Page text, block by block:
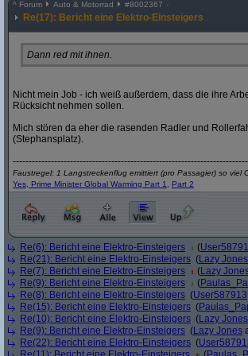
^ Forum Auto & Motorrad #8002367
Re(17): Bericht eine Elektro-Einsteigers
Dann red mit ihnen.
Nicht mein Job - ich weiß außerdem, dass die ihre
Rücksicht nehmen sollen.
Mich stören da eher die rasenden Radler und
(Stephansplatz).
Faustregel: 1 Langstreckenflug emittiert (pro Passagier) so viel
Yes, Prime Minister Global Warming Part 1
Part 2
Re(6): Bericht eine Elektro-Einsteigers (
Re(21): Bericht eine Elektro-Einsteigers (Lazy Jones
Re(7): Bericht eine Elektro-Einsteigers
(Lazy
Re(9): Bericht eine Elektro-Einsteigers
(
Re(8): Bericht eine Elektro-Einsteigers (User587913
Re(15): Bericht eine Elektro-Einsteigers (
Re(10): Bericht eine Elektro-Einsteigers (Lazy Jones
Re(9): Bericht eine Elektro-Einsteigers (Lazy Jones
Re(22): Bericht eine Elektro-Einsteigers (